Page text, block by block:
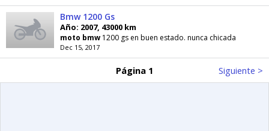
Bmw 1200 Gs
Año: 2007, 43000 km
moto bmw 1200 gs en buen estado. nunca chicada
Dec 15, 2017
Página 1 Siguiente >